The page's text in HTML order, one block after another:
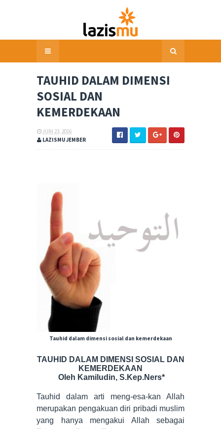
TAUHID DALAM DIMENSI
SOSIAL DAN
KEMERDEKAAN
JUNI 23, 2016
LAZISMU JEMBER
Tauhid dalam dimensi sosial dan kemerdekaan
TAUHID DALAM DIMENSI SOSIAL DAN
KEMERDEKAAN
Oleh Kamiludin, S.Kep.Ners*
Tauhid dalam arti meng-esa-kan Allah
merupakan pengakuan diri pribadi muslim
yang hanya mengakui Allah sebagai